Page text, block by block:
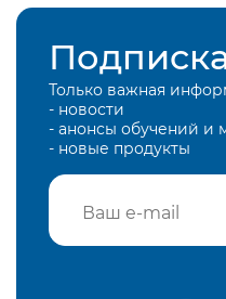
Только важная
- новости
- анонсы обучений и
- новые продукты